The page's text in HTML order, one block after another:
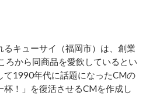
キューサイ（福岡市）は、創業
ろから同商品を愛飲しているとい
て1990年代に話題になったCMの
！」を復活させるCMを作成し